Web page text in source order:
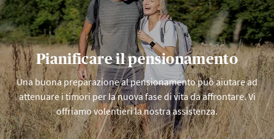
Pianificare il pensionamento
Una buona preparazione al pensionamento può aiutare ad
attenuare i timori per la nuova fase di vita da affrontare. Vi
offriamo volentieri la nostra assistenza.